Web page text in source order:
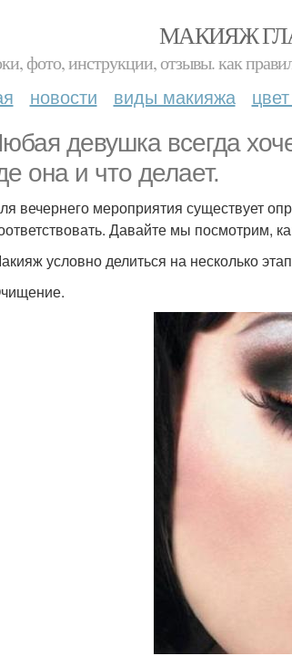
МАКИЯЖ
фото, инструкции, отзывы. как
новости виды макияжа
девушка всегда
она и что делает.
вечернего мероприятия существует
Давайте мы посмотрим,
условно делиться на несколько